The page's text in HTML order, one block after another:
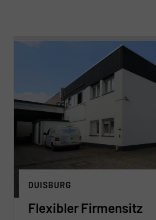
DUISBURG
Flexibler Firmensitz